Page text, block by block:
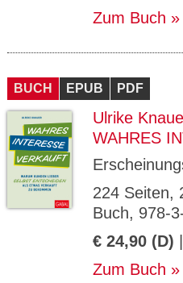
Zum Buch
BUCH EPUB PDF
Ulrike
WAHRES
224 Seiten,
Buch, 978-
€ 24,90 (D)
Zum Buch